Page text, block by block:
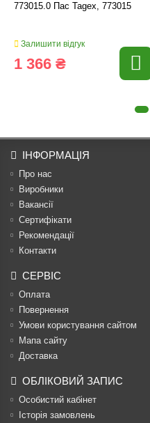
773015.0 Пас Tagex, 773015
Залишити відгук
1 366 ₴
ІНФОРМАЦІЯ
Про нас
Виробники
Вакансії
Сертифікати
Рекомендації
Контакти
СЕРВІС
Оплата
Повернення
Умови користування сайтом
Мапа сайту
Доставка
ОБЛІКОВИЙ ЗАПИС
Особистий кабінет
Історія замовлень